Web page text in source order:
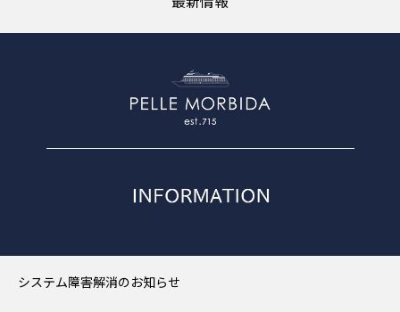
システム障害解消のお知らせ